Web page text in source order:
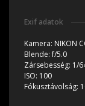
Exif adatok
Kamera: NIKON
Blende:f/5.0
Zársebesség: 1/
ISO: 100
Fókusztávolság: